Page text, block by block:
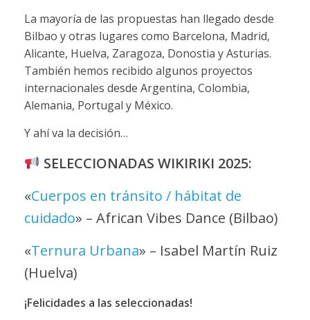
La mayoría de las propuestas han llegado desde
Bilbao y otras lugares como Barcelona, Madrid,
Alicante, Huelva, Zaragoza, Donostia y Asturias.
También hemos recibido algunos proyectos
internacionales desde Argentina, Colombia,
Alemania, Portugal y México.
Y ahí va la decisión…
SELECCIONADAS WIKIRIKI 2025:
«Cuerpos en tránsito / hábitat de
cuidado» – African Vibes Dance (Bilbao)
«Ternura Urbana» – Isabel Martín Ruiz
(Huelva)
¡Felicidades a las seleccionadas!